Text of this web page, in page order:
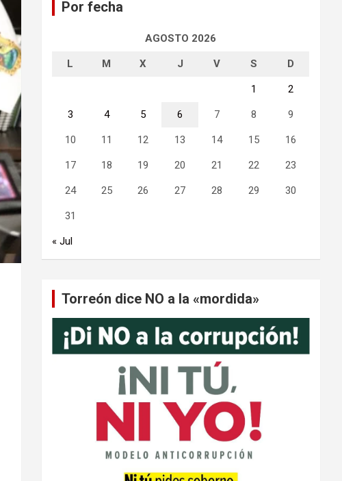
Por fecha
AGOSTO 2026
L M X J V S D
1 2
3 4 5 6 7 8 9
10 11 12 13 14 15 16
17 18 19 20 21 22 23
24 25 26 27 28 29 30
31
« Jul
Torreón dice NO a la «mordida»